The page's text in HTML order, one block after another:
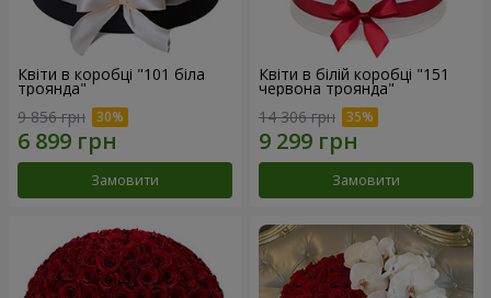
Квіти в коробці "101 біла
троянда"
9 856 грн
Замовити
Квіти в білій коробці "151
червона троянда"
14 306 грн
Замовити